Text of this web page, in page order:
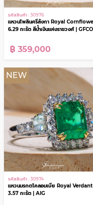
แหวนไพลินศรีลังกา Royal Cornflower
6.29 กะรัต สีน้ำเงินแห่งราชวงศ์ | GFCO
฿ 359,000
NEW